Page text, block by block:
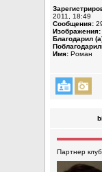
2011, 18:49
Сообщения:
Изображения:
Благодарил
Имя: Роман
Партнер